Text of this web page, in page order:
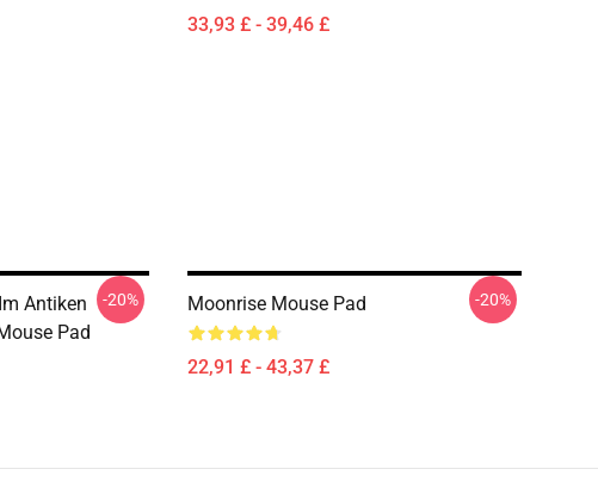
33,93 £ - 39,46 £
Antiken
Pad
-20% Moonrise Mouse Pad
22,91 £ - 43,37 £
-20%